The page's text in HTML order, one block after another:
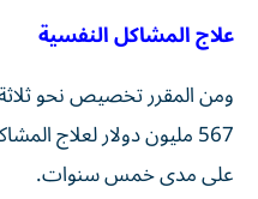
علاج المشاكل النفسية
ومن المقرر تخصيص نحو ثلاثة
567 مليون دولار لعلاج
على مدى خمس سنوات.